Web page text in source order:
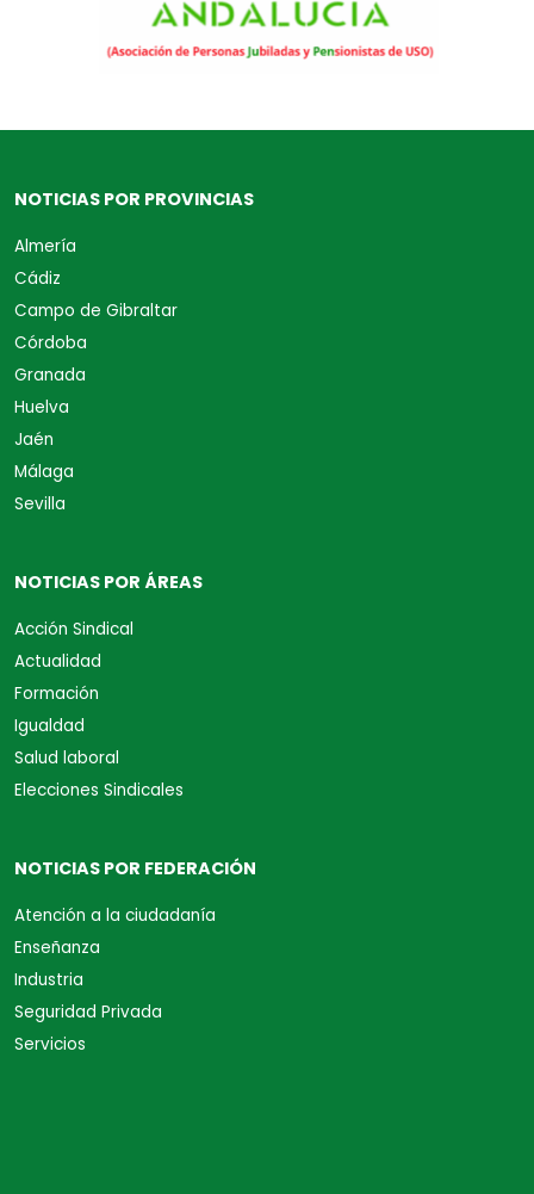
NOTICIAS POR PROVINCIAS
Almería
Cádiz
Campo de Gibraltar
Córdoba
Granada
Huelva
Jaén
Málaga
Sevilla
NOTICIAS POR ÁREAS
Acción Sindical
Actualidad
Formación
Igualdad
Salud laboral
Elecciones Sindicales
NOTICIAS POR FEDERACIÓN
Atención a la ciudadanía
Enseñanza
Industria
Seguridad Privada
Servicios